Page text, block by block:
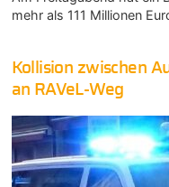
mehr als 111 Millionen
Kollision zwischen
an RAVeL-Weg